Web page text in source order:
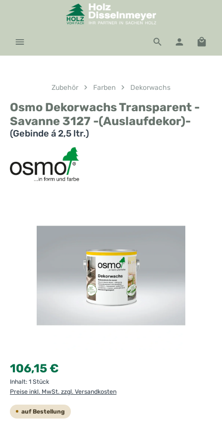
Zum Hauptinhalt springen
Zubehör Farben Dekorwachs
Osmo Dekorwachs Transparent -
Savanne 3127 -(Auslaufdekor)-
(Gebinde á 2,5 ltr.)
Regulärer Preis:
106,15 €
Inhalt: 1 Stück
Preise inkl. MwSt. zzgl. Versandkosten
auf Bestellung